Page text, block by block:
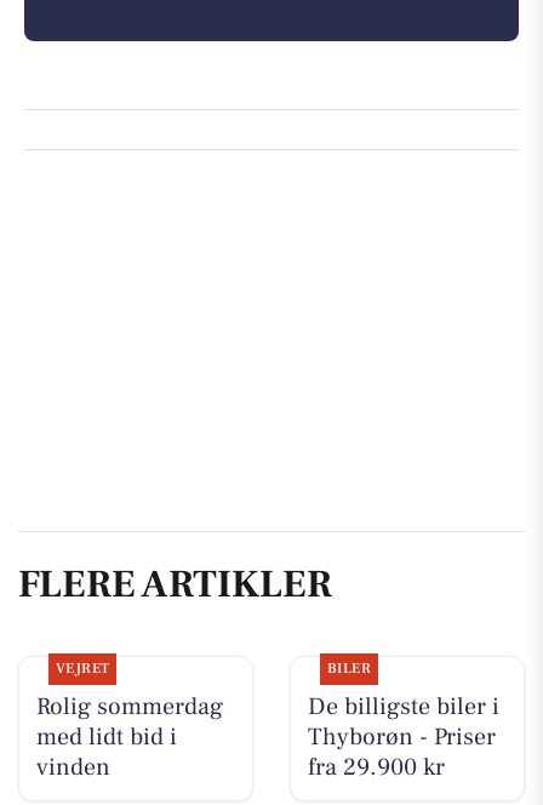
FLERE ARTIKLER
VEJRET
Rolig sommerdag
med lidt bid i
vinden
BILER
De billigste biler i
Thyborøn - Priser
fra 29.900 kr